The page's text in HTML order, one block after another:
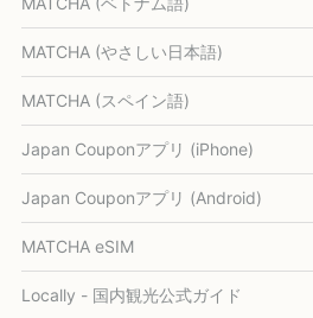
MATCHA (やさしい日本語)
MATCHA (スペイン語)
Japan Couponアプリ (iPhone)
Japan Couponアプリ (Android)
MATCHA eSIM
Locally - 国内観光公式ガイド